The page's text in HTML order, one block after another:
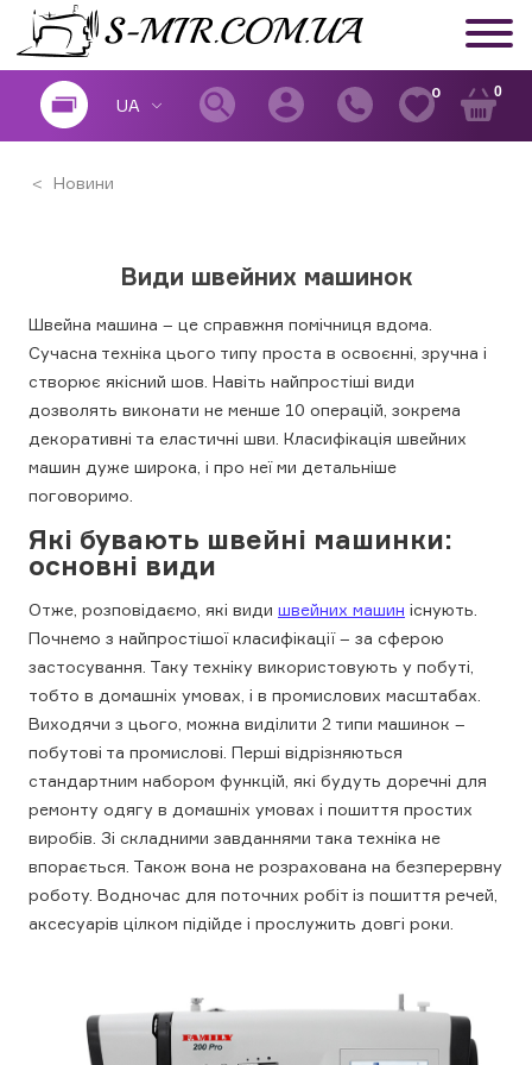
UA
0 0
Новини
Види швейних машинок
Швейна машина – це справжня помічниця вдома.
Сучасна техніка цього типу проста в освоєнні, зручна і
створює якісний шов. Навіть найпростіші види
дозволять виконати не менше 10 операцій, зокрема
декоративні та еластичні шви. Класифікація швейних
машин дуже широка, і про неї ми детальніше
поговоримо.
Які бувають швейні машинки:
основні види
Отже, розповідаємо, які види швейних машин існують.
Почнемо з найпростішої класифікації – за сферою
застосування. Таку техніку використовують у побуті,
тобто в домашніх умовах, і в промислових масштабах.
Виходячи з цього, можна виділити 2 типи машинок –
побутові та промислові. Перші відрізняються
стандартним набором функцій, які будуть доречні для
ремонту одягу в домашніх умовах і пошиття простих
виробів. Зі складними завданнями така техніка не
впорається. Також вона не розрахована на безперервну
роботу. Водночас для поточних робіт із пошиття речей,
аксесуарів цілком підійде і прослужить довгі роки.